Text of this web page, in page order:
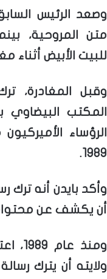
وصعد الرئيس
متن المروحية،
للبيت الأبيض أثناء
وقبل المغادرة،
المكتب البيضاوي
الرؤساء
1989.
وأكد بايدن أنه ترك
أن يكشف عن
ومنذ
ولايته أن يترك